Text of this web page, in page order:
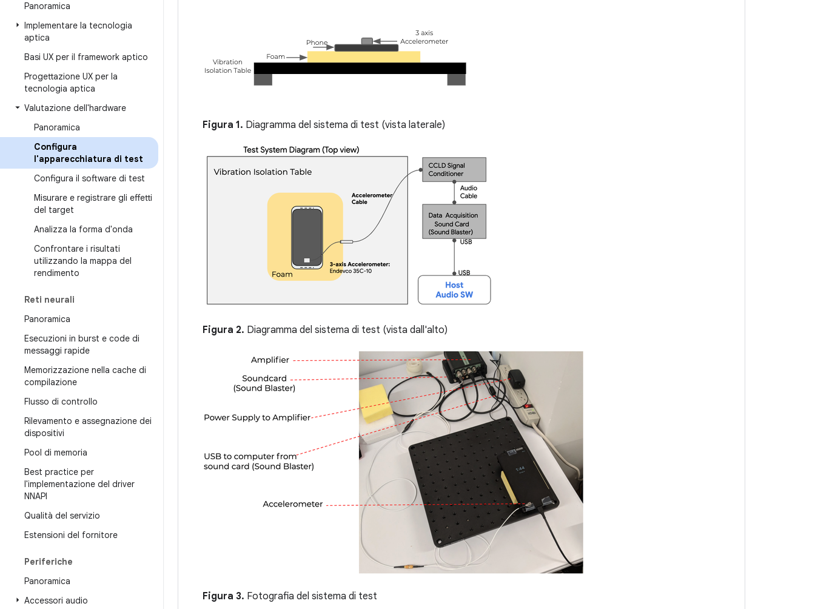
Panoramica
Implementare la tecnologia
aptica
Basi UX per il framework aptico
Progettazione UX per la
tecnologia aptica
Valutazione dell'hardware
Panoramica
Configura
l'apparecchiatura di test
Configura il software di test
Misurare e registrare gli effetti
del target
Analizza la forma d'onda
Confrontare i risultati
utilizzando la mappa del
rendimento
Reti neurali
Panoramica
Esecuzioni in burst e code di
messaggi rapide
Memorizzazione nella cache di
compilazione
Flusso di controllo
Rilevamento e assegnazione dei
dispositivi
Pool di memoria
Best practice per
l'implementazione del driver
NNAPI
Qualità del servizio
Estensioni del fornitore
Periferiche
Panoramica
Accessori audio
Figura 1. Diagramma del sistema di test (vista laterale)
Figura 2. Diagramma del sistema di test (vista dall'alto)
Figura 3. Fotografia del sistema di test